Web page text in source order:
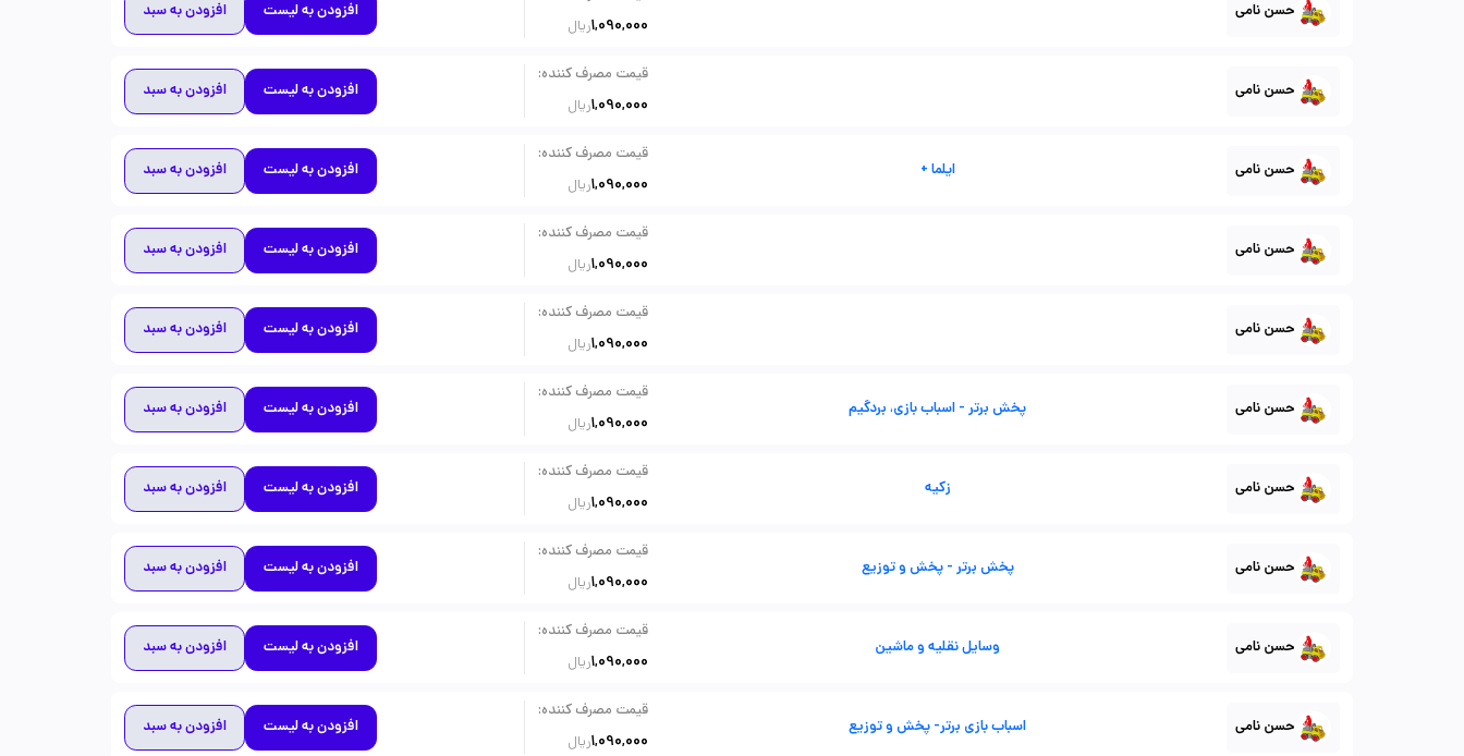
حسن نامی
1,090,000ریال
افزودن به لیست افزودن به سبد
حسن نامی
قیمت مصرف کننده:
1,090,000ریال
افزودن به لیست افزودن به سبد
حسن نامی ایلما +
قیمت مصرف کننده:
1,090,000ریال
افزودن به لیست افزودن به سبد
حسن نامی
قیمت مصرف کننده:
1,090,000ریال
افزودن به لیست افزودن به سبد
حسن نامی
قیمت مصرف کننده:
1,090,000ریال
افزودن به لیست افزودن به سبد
حسن نامی پخش برتر - اسباب بازی، بردگیم
قیمت مصرف کننده:
1,090,000ریال
افزودن به لیست افزودن به سبد
حسن نامی زکیه
قیمت مصرف کننده:
1,090,000ریال
افزودن به لیست افزودن به سبد
حسن نامی پخش برتر - پخش و توزیع
قیمت مصرف کننده:
1,090,000ریال
افزودن به لیست افزودن به سبد
حسن نامی وسایل نقلیه و ماشین
قیمت مصرف کننده:
1,090,000ریال
افزودن به لیست افزودن به سبد
حسن نامی اسباب بازی برتر- پخش و توزیع
قیمت مصرف کننده:
1,090,000ریال
افزودن به لیست افزودن به سبد